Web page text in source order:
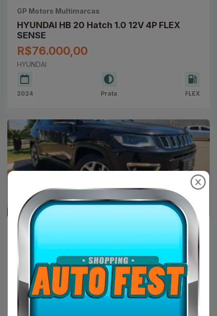
GP Motors Multimarcas
HYUNDAI HB 20 Hatch 1.0 12V 4P FLEX
SENSE
R$76.000,00
HYUNDAI
2024 Prata FLEX
GP Motors Multimarcas
JEEP Compass 2.0 16V 4P LIMITED FLEX
AUTOMÁTICO
R$104.900,00
JEEP
2018